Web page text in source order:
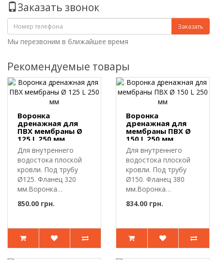
Заказать звонок
Заказать
Мы перезвоним в ближайшее время
Рекомендуемые товары
Воронка
дренажная для
ПВХ мембраны Ø
125 L 250 мм
Для внутреннего
водостока плоской
кровли. Под трубу
Ø125. Фланец 320
мм.Воронка
ме..
850.00 грн.
Воронка
дренажная для
мембраны ПВХ Ø
150 L 250 мм
Для внутреннего
водостока плоской
кровли. Под трубу
Ø150. Фланец 380
мм.Воронка
ме..
834.00 грн.